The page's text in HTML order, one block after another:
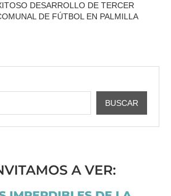
DESARROLLO DE TERCER
DE FÚTBOL EN PALMILLA
BUSCAR